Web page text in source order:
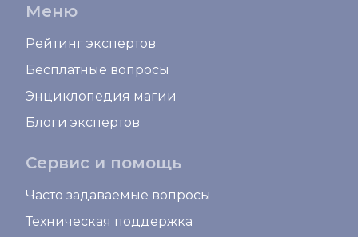
Меню
Рейтинг экспертов
Бесплатные вопросы
Энциклопедия магии
Блоги экспертов
Сервис и помощь
Часто задаваемые вопросы
Техническая поддержка